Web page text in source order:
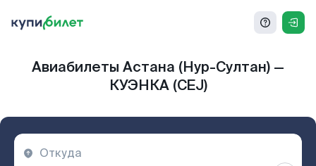
Авиабилеты Астана (Нур-Султан) —
КУЭНКА (CEJ)